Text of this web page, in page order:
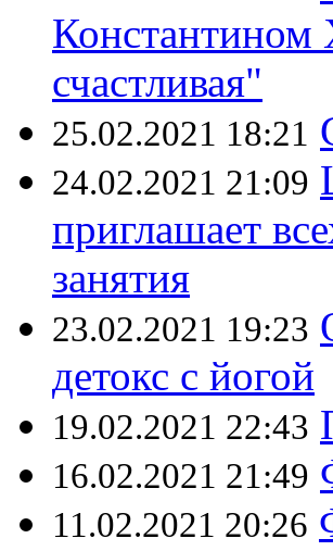
счастливая"
25.02.2021 18:21
24.02.2021 21:09
приглашает
занятия
23.02.2021 19:23
детокс с йогой
19.02.2021 22:43
16.02.2021 21:49
11.02.2021 20:26